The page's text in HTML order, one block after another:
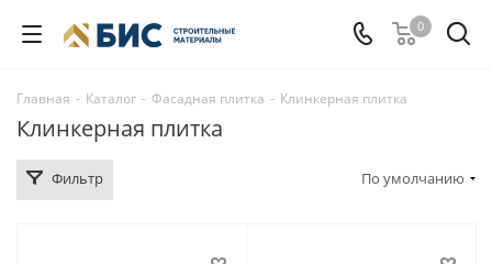
0
Главная - Каталог - Фасадная плитка - Клинкерная плитка
Клинкерная плитка
Фильтр По умолчанию